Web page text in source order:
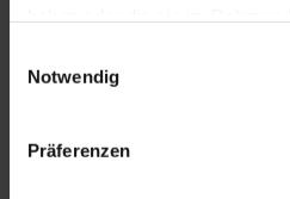
Cookies, wenn Sie unsere
Notwendig
Präferenzen